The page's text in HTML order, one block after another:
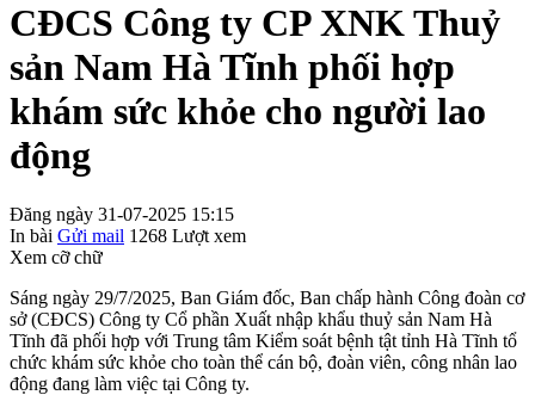
CĐCS Công ty CP XNK Thuỷ
sản Nam Hà Tĩnh phối hợp
khám sức khỏe cho người lao
động
Đăng ngày 31-07-2025 15:15
In bài Gửi mail 1268 Lượt xem
Xem cỡ chữ
Sáng ngày 29/7/2025, Ban Giám đốc, Ban chấp hành Công đoàn cơ
sở (CĐCS) Công ty Cổ phần Xuất nhập khẩu thuỷ sản Nam Hà
Tĩnh đã phối hợp với Trung tâm Kiểm soát bệnh tật tỉnh Hà Tĩnh tổ
chức khám sức khỏe cho toàn thể cán bộ, đoàn viên, công nhân lao
động đang làm việc tại Công ty.